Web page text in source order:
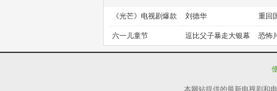
《光芒》电视剧爆款
预定！
刘德华 重回
金时代
六一儿童节 逗比父子暴走大银幕 恐怖
本网站提供的最新电视剧和